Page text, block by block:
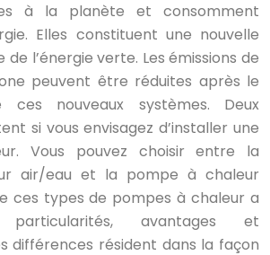
à la planète et consomment
Elles constituent une nouvelle
l’énergie verte. Les émissions de
peuvent être réduites après le
ces nouveaux systèmes. Deux
si vous envisagez d’installer une
Vous pouvez choisir entre la
air/eau et la pompe à chaleur
ces types de pompes à chaleur a
avantages et
différences résident dans la façon